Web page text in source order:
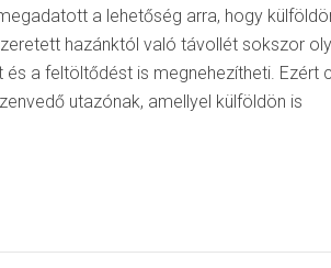
a lehetőség arra, hogy
hazánktól való távollét sokszor
a feltöltődést is megnehezítheti. Ezért
utazónak, amellyel külföldön is